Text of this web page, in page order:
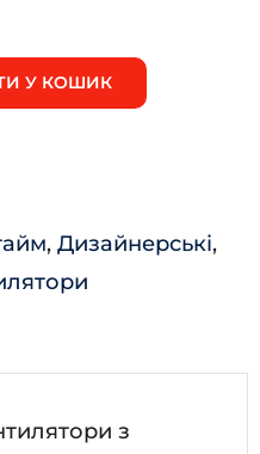
У КОШИК
, Дизайнерські,
з